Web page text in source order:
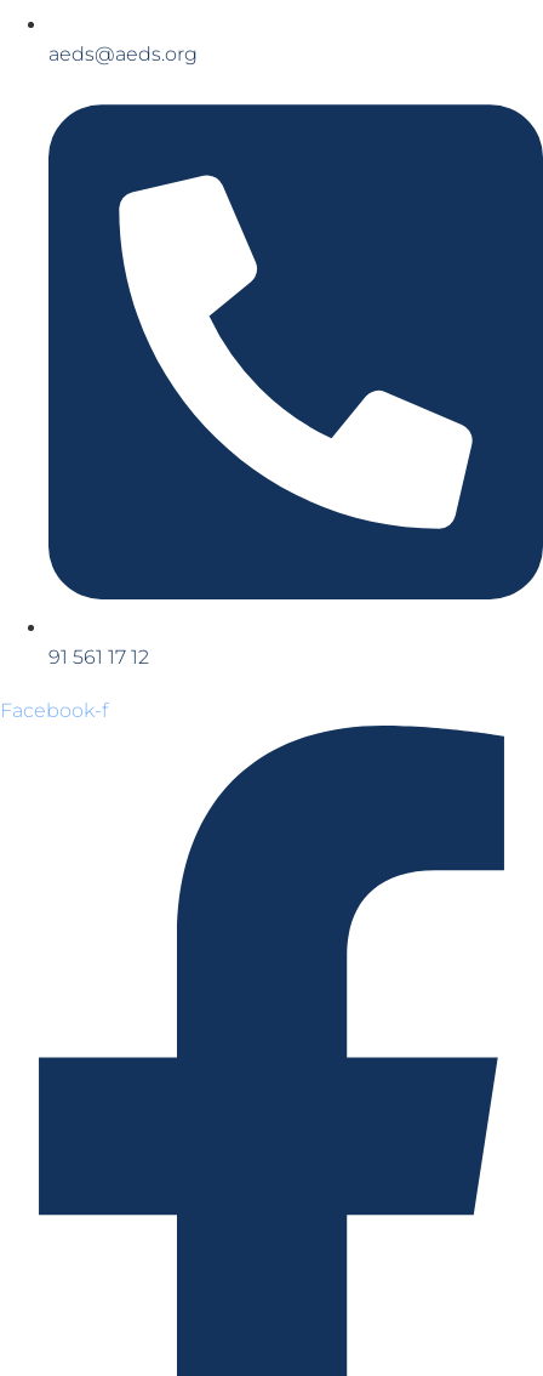
aeds@aeds.org
91 561 17 12
Facebook-f